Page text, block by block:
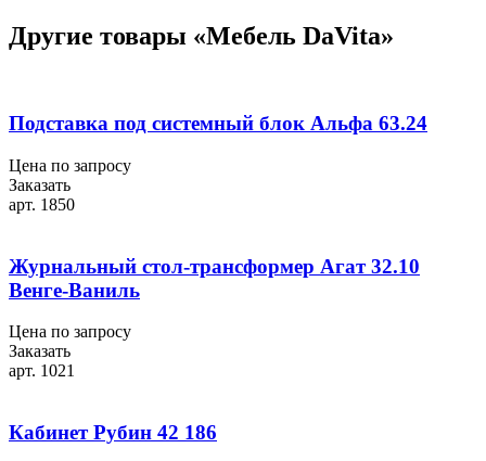
Другие товары «Мебель DaVita»
Подставка под системный блок Альфа 63.24
Цена по запросу
Заказать
арт. 1850
Журнальный стол-трансформер Агат 32.10
Венге-Ваниль
Цена по запросу
Заказать
арт. 1021
Кабинет Рубин 42 186